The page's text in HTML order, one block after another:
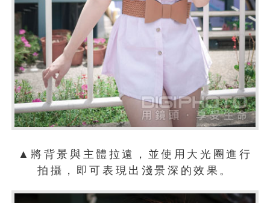
▲將背景與主體拉遠，並使用大光圈進行
拍攝，即可表現出淺景深的效果。